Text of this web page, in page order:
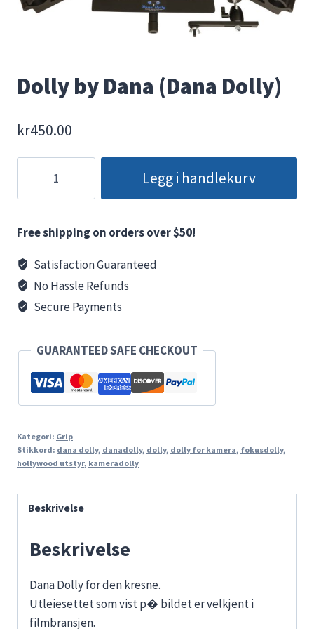
Dolly by Dana (Dana Dolly)
kr450.00
Dana
Dolly)
antall
Legg i handlekurv
Free shipping on orders over $50!
Satisfaction Guaranteed
No Hassle Refunds
Secure Payments
GUARANTEED SAFE CHECKOUT
Kategori: Grip
Stikkord: dana dolly, danadolly, dolly, dolly for kamera, fokusdolly,
hollywood utstyr, kameradolly
Beskrivelse
Beskrivelse
Dana Dolly for den kresne.
Utleiesettet som vist p� bildet er velkjent i
filmbransjen.